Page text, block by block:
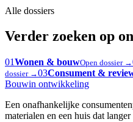
Alle dossiers
Verder zoeken op
01Wonen & bouwOpen dossier →
dossier →03Consument &
Bouwin ontwikkeling
Een onafhankelijke
materialen en een huis dat langer